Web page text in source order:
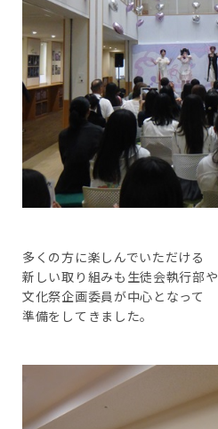
多くの方に楽しんでいただける
新しい取り組みも生徒会執行部や
文化祭企画委員が中心となって
準備をしてきました。